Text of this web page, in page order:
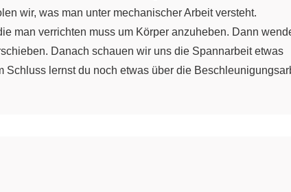
wir, was man unter mechanischer Arbeit versteht.
man verrichten muss um Körper anzuheben. Dann
Danach schauen wir uns die Spannarbeit etwas
lernst du noch etwas über die